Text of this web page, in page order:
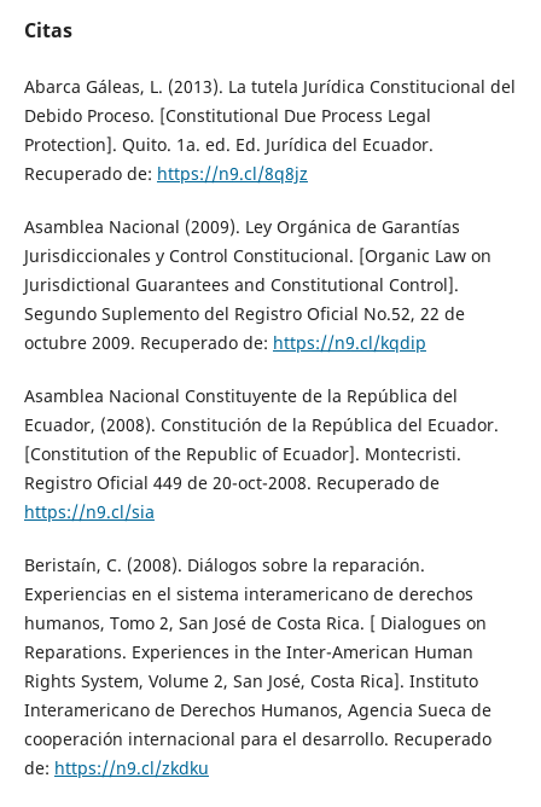
Citas
Abarca Gáleas, L. (2013). La tutela Jurídica Constitucional del
Debido Proceso. [Constitutional Due Process Legal
Protection]. Quito. 1a. ed. Ed. Jurídica del Ecuador.
Recuperado de: https://n9.cl/8q8jz
Asamblea Nacional (2009). Ley Orgánica de Garantías
Jurisdiccionales y Control Constitucional. [Organic Law on
Jurisdictional Guarantees and Constitutional Control].
Segundo Suplemento del Registro Oficial No.52, 22 de
octubre 2009. Recuperado de: https://n9.cl/kqdip
Asamblea Nacional Constituyente de la República del
Ecuador, (2008). Constitución de la República del Ecuador.
[Constitution of the Republic of Ecuador]. Montecristi.
Registro Oficial 449 de 20-oct-2008. Recuperado de
https://n9.cl/sia
Beristaín, C. (2008). Diálogos sobre la reparación.
Experiencias en el sistema interamericano de derechos
humanos, Tomo 2, San José de Costa Rica. [ Dialogues on
Reparations. Experiences in the Inter-American Human
Rights System, Volume 2, San José, Costa Rica]. Instituto
Interamericano de Derechos Humanos, Agencia Sueca de
cooperación internacional para el desarrollo. Recuperado
de: https://n9.cl/zkdku